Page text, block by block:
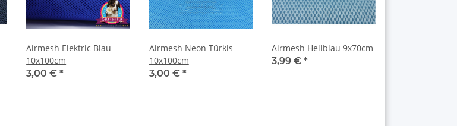
Airmesh Elektric Blau
10x100cm
3,00 €*
Airmesh Neon Türkis
10x100cm
3,00 € *
Airmesh Hellblau 9x70cm
3,99 €*